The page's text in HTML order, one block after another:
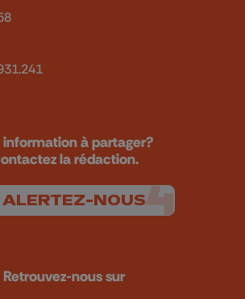
information à partager?
la rédaction.
ALERTEZ-NOUS
Retrouvez-nous sur